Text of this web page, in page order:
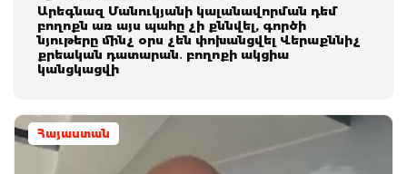
Արեգնազ Մանուկյանի կալանավորման դեմ
բողոքն առ այս պահը չի քննվել, գործի
նյութերը մինչ օրս չեն փոխանցվել Վերաքննիչ
քրեական դատարան․ բողոքի ակցիա
կանցկացվի
Հայաստան